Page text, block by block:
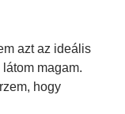
azt az ideális
magam.
hogy